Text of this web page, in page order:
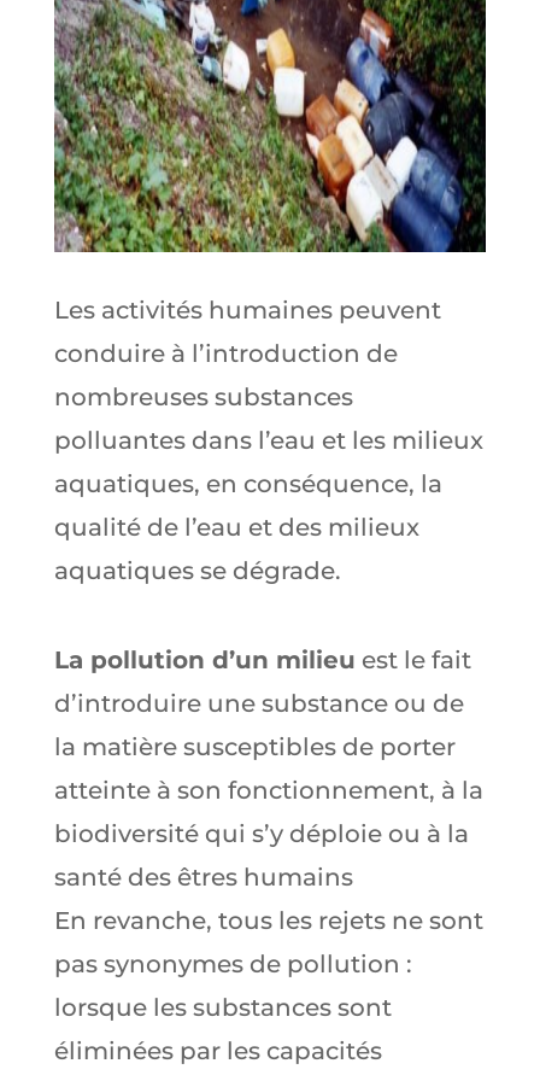
Les activités humaines peuvent
conduire à l’introduction de
nombreuses substances
polluantes dans l’eau et les milieux
aquatiques, en conséquence, la
qualité de l’eau et des milieux
aquatiques se dégrade.
La pollution d’un milieu est le fait
d’introduire une substance ou de
la matière susceptibles de porter
atteinte à son fonctionnement, à la
biodiversité qui s’y déploie ou à la
santé des êtres humains
En revanche, tous les rejets ne sont
pas synonymes de pollution :
lorsque les substances sont
éliminées par les capacités